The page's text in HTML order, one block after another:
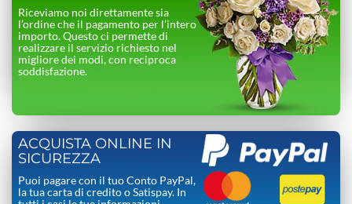
Riceviamo noi direttamente sia
l’ordine che il pagamento per l’intero
importo. Questo ci permette di
realizzare il servizio richiesto nel
migliore dei modi, con reciproca
soddisfazione.
ACQUISTA ONLINE IN
SICUREZZA
Puoi pagare con il tuo Conto PayPal,
la tua carta di credito o Satispay. In